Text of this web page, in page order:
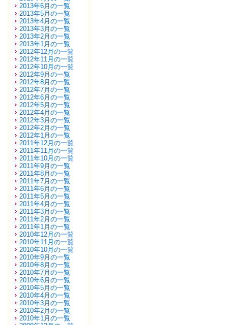
2013年6月の一覧
2013年5月の一覧
2013年4月の一覧
2013年3月の一覧
2013年2月の一覧
2013年1月の一覧
2012年12月の一覧
2012年11月の一覧
2012年10月の一覧
2012年9月の一覧
2012年8月の一覧
2012年7月の一覧
2012年6月の一覧
2012年5月の一覧
2012年4月の一覧
2012年3月の一覧
2012年2月の一覧
2012年1月の一覧
2011年12月の一覧
2011年11月の一覧
2011年10月の一覧
2011年9月の一覧
2011年8月の一覧
2011年7月の一覧
2011年6月の一覧
2011年5月の一覧
2011年4月の一覧
2011年3月の一覧
2011年2月の一覧
2011年1月の一覧
2010年12月の一覧
2010年11月の一覧
2010年10月の一覧
2010年9月の一覧
2010年8月の一覧
2010年7月の一覧
2010年6月の一覧
2010年5月の一覧
2010年4月の一覧
2010年3月の一覧
2010年2月の一覧
2010年1月の一覧